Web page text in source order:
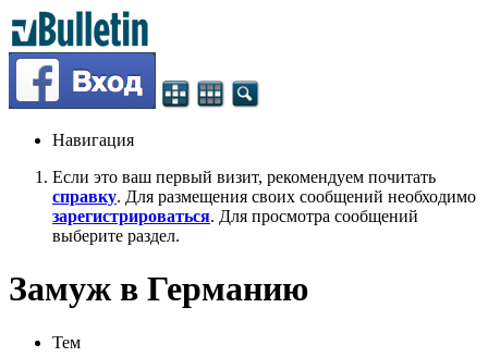
Навигация
Если это ваш первый визит, рекомендуем почитать
справку. Для размещения своих сообщений необходимо
зарегистрироваться. Для просмотра сообщений
выберите раздел.
Замуж в Германию
Тем